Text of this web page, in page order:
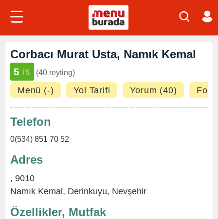
Corbacı Murat Usta, Namık Kemal
5 /5 (40 reyting)
Menü (-) Yol Tarifi Yorum (40)
Telefon
0(534) 851 70 52
Adres
, 9010
Namık Kemal, Derinkuyu, Nevşehir
Özellikler, Mutfak